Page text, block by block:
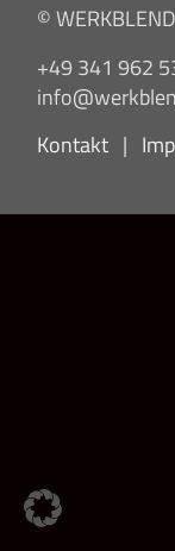
©
+49 341 962
Kontakt |